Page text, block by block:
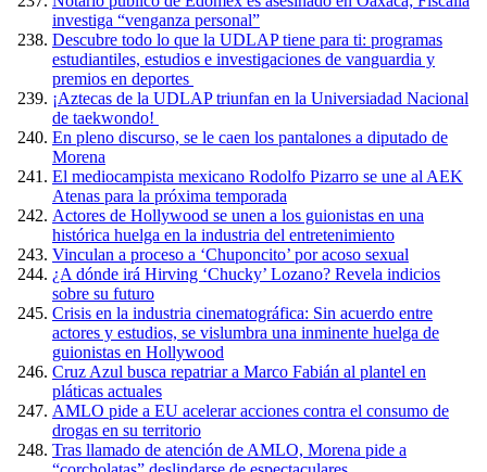
investiga “venganza personal”
Descubre todo lo que la UDLAP tiene para ti: programas
estudiantiles, estudios e investigaciones de vanguardia y
premios en deportes
¡Aztecas de la UDLAP triunfan en la Universiadad Nacional
de taekwondo!
En pleno discurso, se le caen los pantalones a diputado de
Morena
El mediocampista mexicano Rodolfo Pizarro se une al AEK
Atenas para la próxima temporada
Actores de Hollywood se unen a los guionistas en una
histórica huelga en la industria del entretenimiento
Vinculan a proceso a ‘Chuponcito’ por acoso sexual
¿A dónde irá Hirving ‘Chucky’ Lozano? Revela indicios
sobre su futuro
Crisis en la industria cinematográfica: Sin acuerdo entre
actores y estudios, se vislumbra una inminente huelga de
guionistas en Hollywood
Cruz Azul busca repatriar a Marco Fabián al plantel en
pláticas actuales
AMLO pide a EU acelerar acciones contra el consumo de
drogas en su territorio
Tras llamado de atención de AMLO, Morena pide a